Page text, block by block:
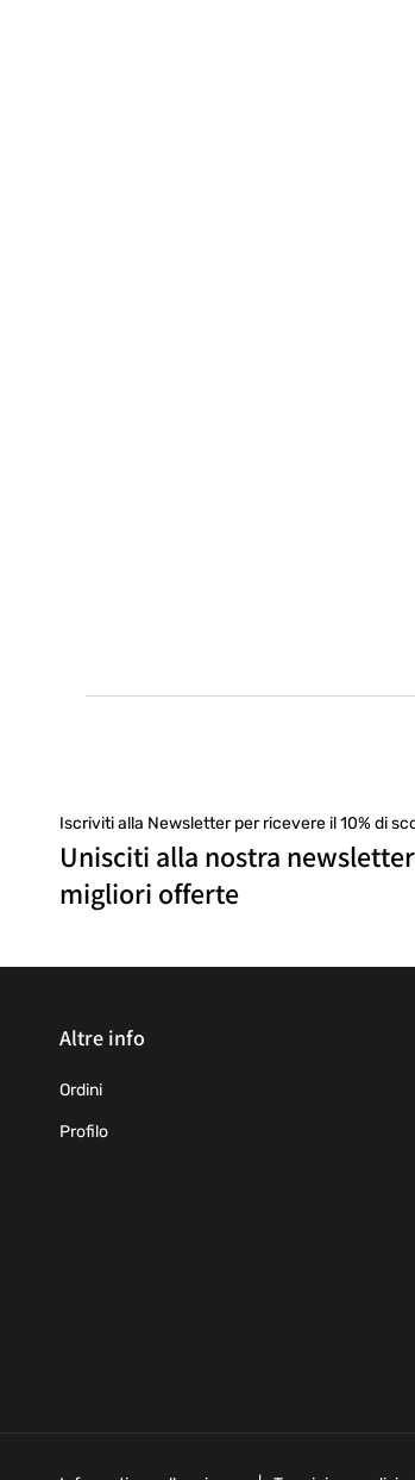
Iscriviti alla Newsletter per ricevere il 10% di
Unisciti alla nostra
migliori offerte
Altre info
Ordini
Profilo